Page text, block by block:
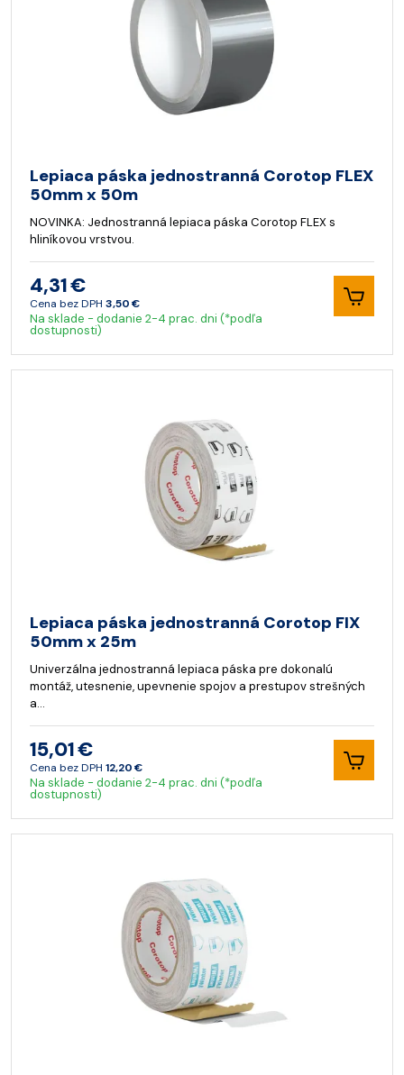
Lepiaca páska jednostranná Corotop FLEX
50mm x 50m
NOVINKA: Jednostranná lepiaca páska Corotop FLEX s
hliníkovou vrstvou.
4,31 €
Cena bez DPH 3,50 €
Na sklade - dodanie 2-4 prac. dni (*podľa
dostupnosti)
Lepiaca páska jednostranná Corotop FIX
50mm x 25m
Univerzálna jednostranná lepiaca páska pre dokonalú
montáž, utesnenie, upevnenie spojov a prestupov strešných
a…
15,01 €
Cena bez DPH 12,20 €
Na sklade - dodanie 2-4 prac. dni (*podľa
dostupnosti)